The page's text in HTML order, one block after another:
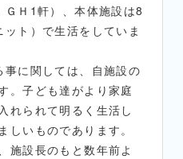
Ｈ1軒）、本体施設は8
ト）で生活をしていま
に関しては、自施設の
。子ども達がより家庭
れられて明るく生活し
しいものであります。
施設長のもと数年前よ